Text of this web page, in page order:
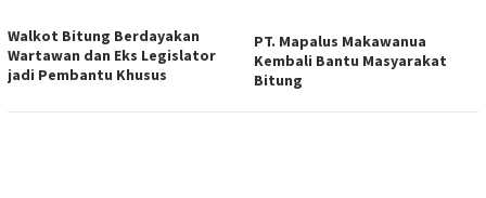
Walkot Bitung Berdayakan
Wartawan dan Eks Legislator
jadi Pembantu Khusus
PT. Mapalus Makawanua
Kembali Bantu Masyarakat
Bitung